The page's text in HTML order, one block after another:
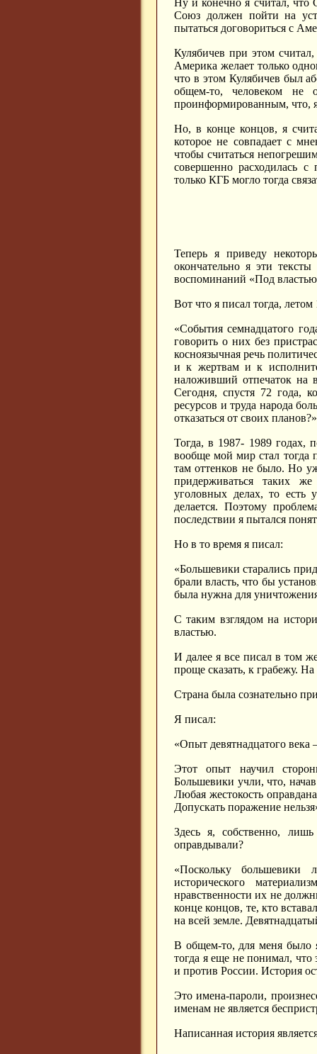
Союз должен пойти на
пытаться договориться с
Кулябичев при этом
Америка желает только
что в этом Кулябичев был
общем-то, человеком не
проинформированным, что,
Но, в конце концов, я
которое не совпадает с
чтобы считаться
совершенно расходилась
только КГБ могло тогда
Теперь я приведу
окончательно я эти
воспоминаний «Под
Вот что я писал тогда, летом
«События семнадцатого
говорить о них без
косноязычная речь
и к жертвам и к
наложивший отпечаток на
Сегодня, спустя 72 года,
ресурсов и труда народа
отказаться от своих
Тогда, в 1987- 1989 годах,
вообще мой мир стал тогда
там оттенков не было. Но
придерживаться таких
уголовных делах, то есть
делается. Поэтому
последствии я пытался
Но в то время я писал:
«Большевики старались
брали власть, что бы
была нужна для
С таким взглядом на
властью.
И далее я все писал в том
проще сказать, к грабежу.
Страна была сознательно
Я писал:
«Опыт девятнадцатого
Этот опыт научил
Большевики учли, что, начав
Любая жестокость
Допускать поражение
Здесь я, собственно,
оправдывали?
«Поскольку большевики
исторического
нравственности их не
конце концов, те, кто
на всей земле.
В общем-то, для меня было
тогда я еще не понимал, что
и против России. История
Это имена-пароли,
именам не является
Написанная история